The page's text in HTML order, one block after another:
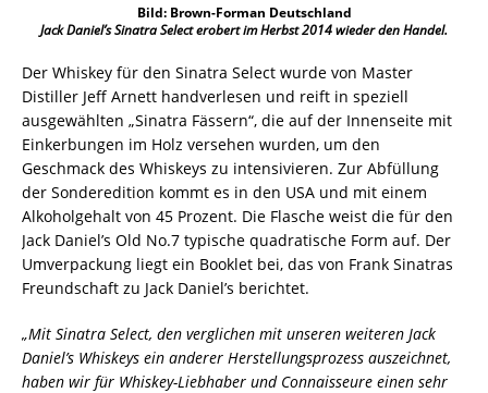
Bild: Brown-Forman Deutschland
Jack Daniel’s Sinatra Select erobert im Herbst 2014 wieder den Handel.
Der Whiskey für den Sinatra Select wurde von Master
Distiller Jeff Arnett handverlesen und reift in speziell
ausgewählten „Sinatra Fässern“, die auf der Innenseite mit
Einkerbungen im Holz versehen wurden, um den
Geschmack des Whiskeys zu intensivieren. Zur Abfüllung
der Sonderedition kommt es in den USA und mit einem
Alkoholgehalt von 45 Prozent. Die Flasche weist die für den
Jack Daniel’s Old No.7 typische quadratische Form auf. Der
Umverpackung liegt ein Booklet bei, das von Frank Sinatras
Freundschaft zu Jack Daniel’s berichtet.
„Mit Sinatra Select, den verglichen mit unseren weiteren Jack
Daniel’s Whiskeys ein anderer Herstellungsprozess auszeichnet,
haben wir für Whiskey-Liebhaber und Connaisseure einen sehr